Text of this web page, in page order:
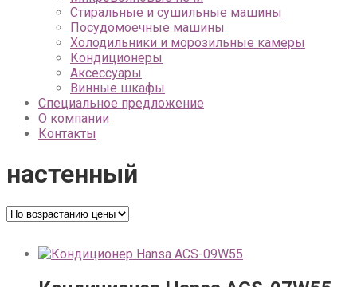
Стиральные и сушильные машины
Посудомоечные машины
Холодильники и морозильные камеры
Кондиционеры
Аксессуары
Винные шкафы
Специальное предложение
О компании
Контакты
настенный